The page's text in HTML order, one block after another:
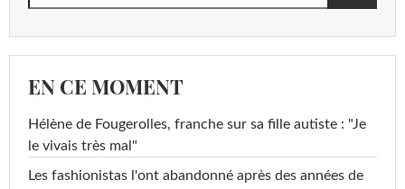
EN CE MOMENT
Hélène de Fougerolles, franche sur sa fille autiste : "Je
le vivais très mal"
Les fashionistas l'ont abandonné après des années de